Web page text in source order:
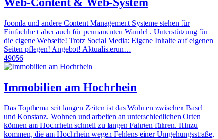
Joomla und andere Content Management Systeme stehen für
Einfachheit aber auch für permanenten Wandel . Unterstützung für
die eigene Webseite! Trotz Social Media: Eigene Inhalte auf eigenen
Seiten pflegen! Angebot! Aktualisierun…
49056
Immobilien am Hochrhein
Das Topthema seit langen Zeiten ist das Wohnen zwischen Basel
und Konstanz. Wohnen und arbeiten an unterschiedlichen Orten
können am Hochrhein schnell zu langen Fahrten führen. Hinzu
kommen, die am Hochrhein wegen Fehlens einer Umgehungsstraße,